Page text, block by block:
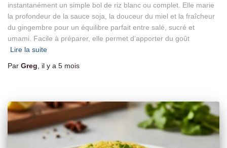
instantanément un simple bol de riz blanc ou complet. Elle marie
la profondeur de la sauce soja, la douceur du miel et la fraîcheur
du gingembre pour un équilibre parfait entre salé, sucré et
umami. Facile à préparer, elle permet d’apporter du goût
Lire la suite
Par Greg , il y a 5 mois